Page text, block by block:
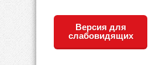
Версия для
слабовидящих